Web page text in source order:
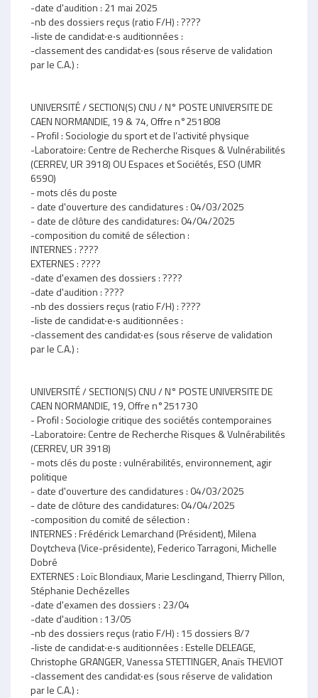
-date d'audition : 21 mai 2025
-nb des dossiers reçus (ratio F/H) : ????
-liste de candidat‧e‧s auditionnées :
-classement des candidat‧es (sous réserve de validation
par le C.A.) :
UNIVERSITÉ / SECTION(S) CNU / N° POSTE UNIVERSITE DE
CAEN NORMANDIE, 19 & 74, Offre n°251808
- Profil : Sociologie du sport et de l’activité physique
-Laboratoire: Centre de Recherche Risques & Vulnérabilités
(CERREV, UR 3918) OU Espaces et Sociétés, ESO (UMR
6590)
- mots clés du poste
- date d'ouverture des candidatures : 04/03/2025
- date de clôture des candidatures: 04/04/2025
-composition du comité de sélection :
INTERNES : ????
EXTERNES : ????
-date d'examen des dossiers : ????
-date d'audition : ????
-nb des dossiers reçus (ratio F/H) : ????
-liste de candidat‧e‧s auditionnées :
-classement des candidat‧es (sous réserve de validation
par le C.A.) :
UNIVERSITÉ / SECTION(S) CNU / N° POSTE UNIVERSITE DE
CAEN NORMANDIE, 19, Offre n°251730
- Profil : Sociologie critique des sociétés contemporaines
-Laboratoire: Centre de Recherche Risques & Vulnérabilités
(CERREV, UR 3918)
- mots clés du poste : vulnérabilités, environnement, agir
politique
- date d'ouverture des candidatures : 04/03/2025
- date de clôture des candidatures: 04/04/2025
-composition du comité de sélection :
INTERNES : Frédérick Lemarchand (Président), Milena
Doytcheva (Vice-présidente), Federico Tarragoni, Michelle
Dobré
EXTERNES : Loïc Blondiaux, Marie Lesclingand, Thierry Pillon,
Stéphanie Dechézelles
-date d'examen des dossiers : 23/04
-date d'audition : 13/05
-nb des dossiers reçus (ratio F/H) : 15 dossiers 8/7
-liste de candidat‧e‧s auditionnées : Estelle DELEAGE,
Christophe GRANGER, Vanessa STETTINGER, Anaïs THEVIOT
-classement des candidat‧es (sous réserve de validation
par le C.A.) :